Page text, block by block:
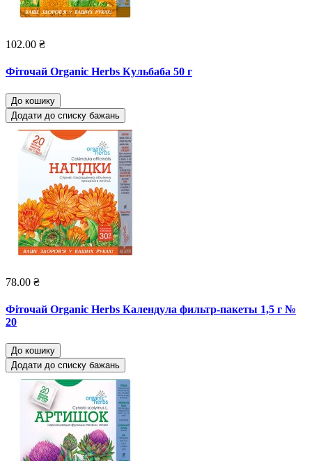
102.00 ₴
Фіточай Organic Herbs Кульбаба 50 г
До кошику
Додати до списку бажань
78.00 ₴
Фіточай Organic Herbs Календула фильтр-пакеты 1,5 г №
20
До кошику
Додати до списку бажань